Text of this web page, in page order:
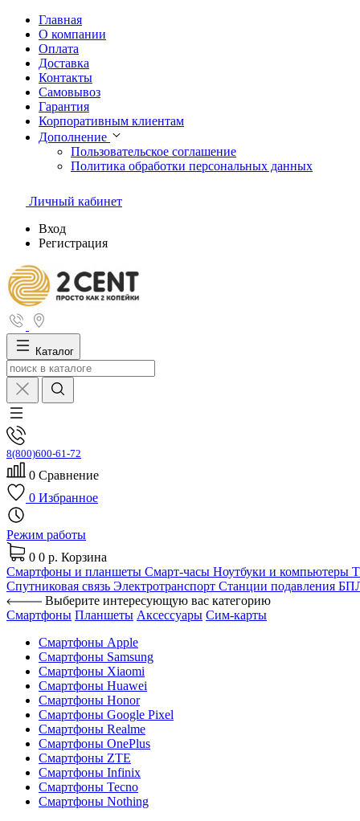
Главная
О компании
Оплата
Доставка
Контакты
Самовывоз
Гарантия
Корпоративным клиентам
Дополнение
Пользовательское соглашение
Политика обработки персональных данных
Личный кабинет
Вход
Регистрация
Каталог
8(800)600-61-72
0 Сравнение
0 Избранное
Режим работы
0 0 р. Корзина
Смартфоны и планшеты Смарт-часы Ноутбуки и компьютеры
Спутниковая связь Электротранспорт Станции подавления
Выберите интересующую вас категорию
Смартфоны Планшеты Аксессуары Сим-карты
Смартфоны Apple
Смартфоны Samsung
Смартфоны Xiaomi
Смартфоны Huawei
Смартфоны Honor
Смартфоны Google Pixel
Смартфоны Realme
Смартфоны OnePlus
Смартфоны ZTE
Смартфоны Infinix
Смартфоны Tecno
Смартфоны Nothing